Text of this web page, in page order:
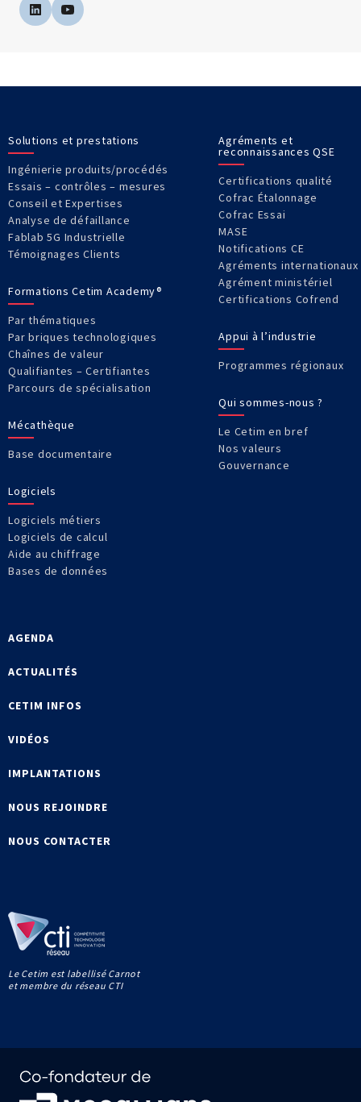
Le Cetim est labellisé Carnot
et membre du réseau CTI
Solutions et prestations
Ingénierie produits/procédés
Essais – contrôles – mesures
Conseil et Expertises
Analyse de défaillance
Fablab 5G Industrielle
Témoignages Clients
Formations Cetim Academy®
Par thématiques
Par briques technologiques
Chaînes de valeur
Qualifiantes – Certifiantes
Parcours de spécialisation
Mécathèque
Base documentaire
Logiciels
Logiciels métiers
Logiciels de calcul
Aide au chiffrage
Bases de données
Agréments et
reconnaissances QSE
Certifications qualité
Cofrac Étalonnage
Cofrac Essai
MASE
Notifications CE
Agréments internationaux
Agrément ministériel
Certifications Cofrend
Appui à l’industrie
Programmes régionaux
Qui sommes-nous ?
Le Cetim en bref
Nos valeurs
Gouvernance
AGENDA
ACTUALITÉS
CETIM INFOS
VIDÉOS
IMPLANTATIONS
NOUS REJOINDRE
NOUS CONTACTER